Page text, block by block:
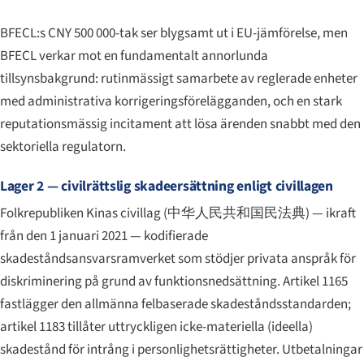
BFECL:s CNY 500 000-tak ser blygsamt ut i EU-jämförelse, men
BFECL verkar mot en fundamentalt annorlunda
tillsynsbakgrund: rutinmässigt samarbete av reglerade enheter
med administrativa korrigeringsförelägganden, och en stark
reputationsmässig incitament att lösa ärenden snabbt med den
sektoriella regulatorn.
Lager 2 — civilrättslig skadeersättning enligt civillagen
Folkrepubliken Kinas civillag (中华人民共和国民法典) — ikraft
från den 1 januari 2021 — kodifierade
skadeståndsansvarsramverket som stödjer privata anspråk för
diskriminering på grund av funktionsnedsättning. Artikel 1165
fastlägger den allmänna felbaserade skadeståndsstandarden;
artikel 1183 tillåter uttryckligen icke-materiella (ideella)
skadestånd för intrång i personlighetsrättigheter. Utbetalningar